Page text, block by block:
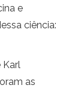
e
ciência:
as